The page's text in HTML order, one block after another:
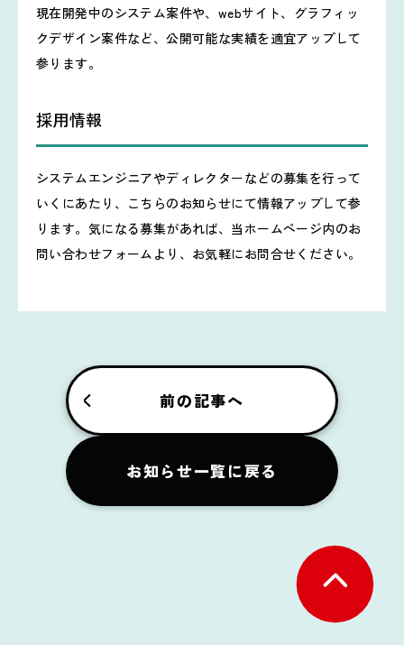
現在開発中のシステム案件や、webサイト、グラフィッ
クデザイン案件など、公開可能な実績を適宜アップして
参ります。
採用情報
システムエンジニアやディレクターなどの募集を行って
いくにあたり、こちらのお知らせにて情報アップして参
ります。気になる募集があれば、当ホームページ内のお
問い合わせフォームより、お気軽にお問合せください。
前の記事へ
お知らせ一覧に戻る